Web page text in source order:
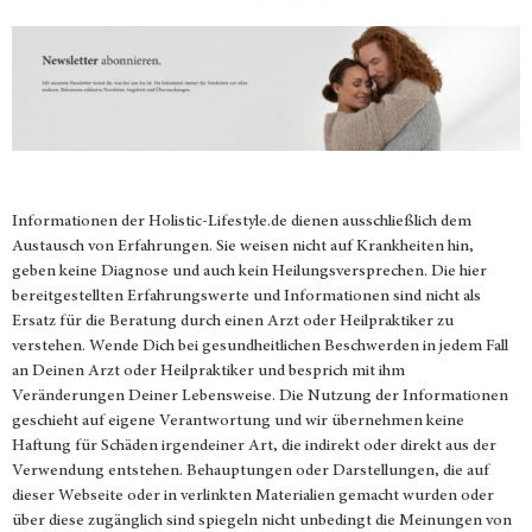
Informationen der Holistic-Lifestyle.de dienen ausschließlich dem
Austausch von Erfahrungen. Sie weisen nicht auf Krankheiten hin,
geben keine Diagnose und auch kein Heilungsversprechen. Die hier
bereitgestellten Erfahrungswerte und Informationen sind nicht als
Ersatz für die Beratung durch einen Arzt oder Heilpraktiker zu
verstehen. Wende Dich bei gesundheitlichen Beschwerden in jedem Fall
an Deinen Arzt oder Heilpraktiker und besprich mit ihm
Veränderungen Deiner Lebensweise. Die Nutzung der Informationen
geschieht auf eigene Verantwortung und wir übernehmen keine
Haftung für Schäden irgendeiner Art, die indirekt oder direkt aus der
Verwendung entstehen. Behauptungen oder Darstellungen, die auf
dieser Webseite oder in verlinkten Materialien gemacht wurden oder
über diese zugänglich sind spiegeln nicht unbedingt die Meinungen von